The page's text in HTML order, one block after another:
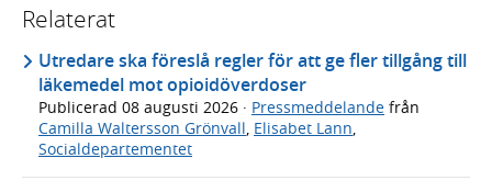
Relaterat
Utredare ska föreslå regler för att ge fler tillgång till
läkemedel mot opioidöverdoser
Publicerad 08 augusti 2026 · Pressmeddelande från
Camilla Waltersson Grönvall, Elisabet Lann,
Socialdepartementet